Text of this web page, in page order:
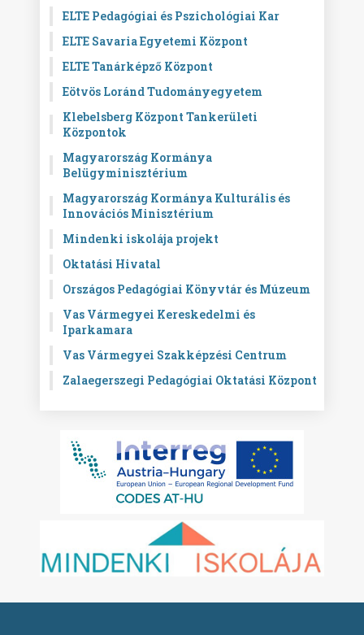
ELTE Pedagógiai és Pszichológiai Kar
ELTE Savaria Egyetemi Központ
ELTE Tanárképző Központ
Eötvös Loránd Tudományegyetem
Klebelsberg Központ Tankerületi
Központok
Magyarország Kormánya
Belügyminisztérium
Magyarország Kormánya Kulturális és
Innovációs Minisztérium
Mindenki iskolája projekt
Oktatási Hivatal
Országos Pedagógiai Könyvtár és Múzeum
Vas Vármegyei Kereskedelmi és
Iparkamara
Vas Vármegyei Szakképzési Centrum
Zalaegerszegi Pedagógiai Oktatási Központ